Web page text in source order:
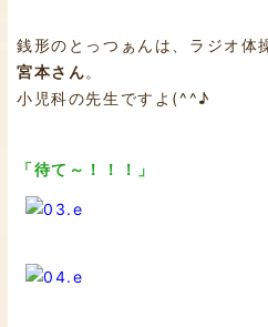
銭形のとっつぁんは、ラジオ体
宮本さん。
小児科の先生ですよ(^^♪
「待て～！！！」